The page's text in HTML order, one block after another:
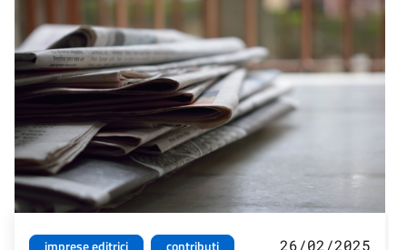
26/02/2025